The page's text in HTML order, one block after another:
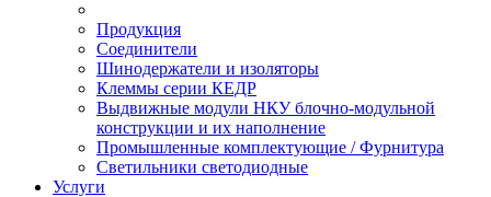
Продукция
Соединители
Шинодержатели и изоляторы
Клеммы серии КЕДР
Выдвижные модули НКУ блочно-модульной
конструкции и их наполнение
Промышленные комплектующие / Фурнитура
Светильники светодиодные
Услуги